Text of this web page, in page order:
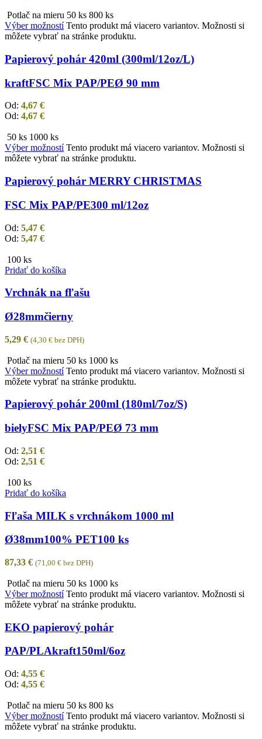
Potlač na mieru 50 ks 800 ks
Výber možností Tento produkt má viacero variantov. Možnosti si
môžete vybrať na stránke produktu.
Papierový pohár 420ml (300ml/12oz/L)
kraftFSC Mix PAP/PEØ 90 mm
Od: 4,67 €
Od: 4,67 €
50 ks 1000 ks
Výber možností Tento produkt má viacero variantov. Možnosti si
môžete vybrať na stránke produktu.
Papierový pohár MERRY CHRISTMAS
FSC Mix PAP/PE300 ml/12oz
Od: 5,47 €
Od: 5,47 €
100 ks
Pridať do košíka
Vrchnák na fľašu
Ø28mmčierny
5,29 € (4,30 € bez DPH)
Potlač na mieru 50 ks 1000 ks
Výber možností Tento produkt má viacero variantov. Možnosti si
môžete vybrať na stránke produktu.
Papierový pohár 200ml (180ml/7oz/S)
bielyFSC Mix PAP/PEØ 73 mm
Od: 2,51 €
Od: 2,51 €
100 ks
Pridať do košíka
Fľaša MILK s vrchnákom 1000 ml
Ø38mm100% PET100 ks
87,33 € (71,00 € bez DPH)
Potlač na mieru 50 ks 1000 ks
Výber možností Tento produkt má viacero variantov. Možnosti si
môžete vybrať na stránke produktu.
EKO papierový pohár
PAP/PLAkraft150ml/6oz
Od: 4,55 €
Od: 4,55 €
Potlač na mieru 50 ks 800 ks
Výber možností Tento produkt má viacero variantov. Možnosti si
môžete vybrať na stránke produktu.